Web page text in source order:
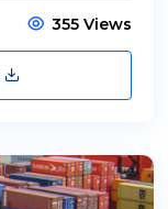
355 Views